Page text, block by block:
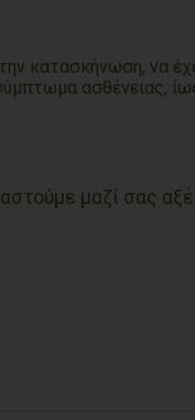
κατασκήνωση, να
ασθένειας,
μαζί σας